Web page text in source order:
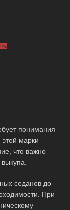
понимания
марки
что важно
седанов до
При